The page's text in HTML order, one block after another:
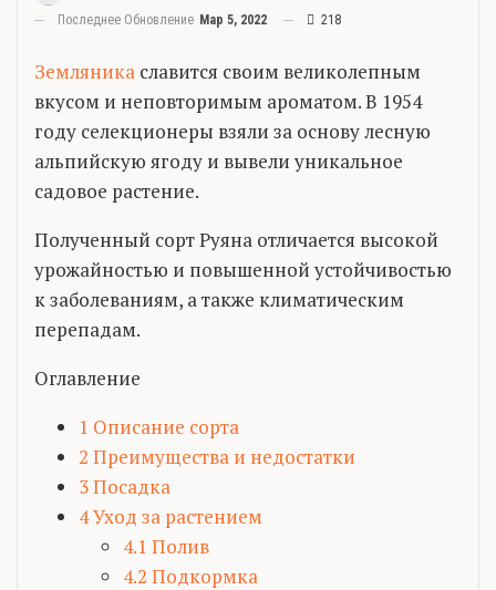
Последнее Обновление Мар 5, 2022 218
Земляника славится своим великолепным
вкусом и неповторимым ароматом. В 1954
году селекционеры взяли за основу лесную
альпийскую ягоду и вывели уникальное
садовое растение.
Полученный сорт Руяна отличается высокой
урожайностью и повышенной устойчивостью
к заболеваниям, а также климатическим
перепадам.
Оглавление
1 Описание сорта
2 Преимущества и недостатки
3Посадка
4Уход за растением
4.1 Полив
4.2 Подкормка